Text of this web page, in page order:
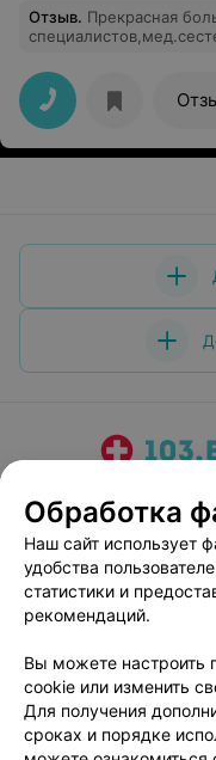
Отзыв. Прекрасная
отделению-это Боги
отделению за доброе,
в ужасном
ноги!Спасибо!
Медицинский
Обработка
Наш сайт использует
удобства
статистики и
рекомендаций.
Вы можете настроить
cookie или изменить
Для получения
сроках и порядке